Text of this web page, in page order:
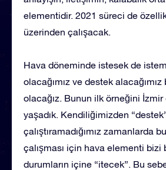
elementidir. 2021 süreci de
üzerinden çalışacak.
Hava döneminde istesek de
olacağımız ve destek
olacağız. Bunun ilk örneğini
yaşadık. Kendiliğimizden
çalıştıramadığımız zamanlarda
çalışması için hava elementi
durumların içine “itecek”. Bu